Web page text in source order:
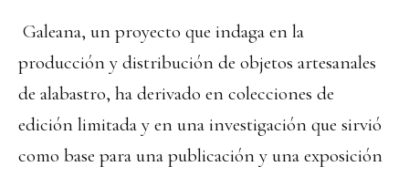
Galeana, un proyecto que indaga en la
producción y distribución de objetos artesanales
de alabastro, ha derivado en colecciones de
edición limitada y en una investigación que sirvió
como base para una publicación y una exposición